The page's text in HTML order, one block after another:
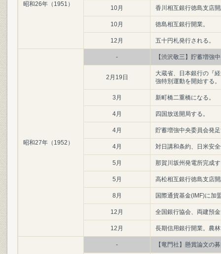
昭和26年（1951）
10月 香川相互銀行徳島支店
10月 徳島相互銀行開業。
12月 五十円札発行される。
昭和27年（1952）
- 【渋沢敬三】貯蓄増強
2月19日
大蔵省、日本銀行の『
強特別運動を開始する。
3月 新町橋二重橋になる。
4月 四国放送開局する。
4月 貯蓄増強中央委員会発
4月 対日講和条約、日米安
5月 那賀川坂州発電所完成
5月 高松相互銀行徳島支店
8月 国際通貨基金(IMF)に加
12月 全国銀行協会、両建預
12月 長期信用銀行開業。農
- 【竜門社】懸賞論文の